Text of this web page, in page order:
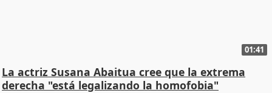
01:41
La actriz Susana Abaitua cree que la extrema
derecha "está legalizando la homofobia"